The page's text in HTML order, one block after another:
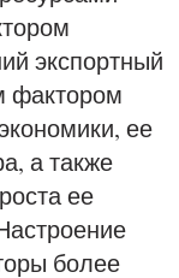
экспортный
фактором
ее
а также
ее
более